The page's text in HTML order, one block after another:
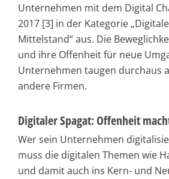
Unternehmen mit dem Digital
2017 [3] in der Kategorie
Mittelstand“ aus. Die
und ihre Offenheit für neue
Unternehmen taugen durchaus
andere Firmen.
Digitaler Spagat: Offenheit
Wer sein Unternehmen
muss die digitalen Themen wie
und damit auch ins Kern- und